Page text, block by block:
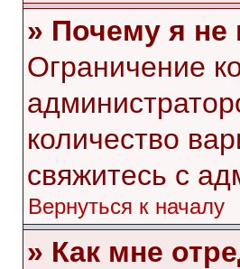
» Почему я не
Ограничение
количество
свяжитесь с
Вернуться к началу
» Как мне